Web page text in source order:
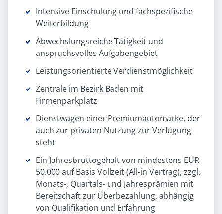
Intensive Einschulung und fachspezifische
Weiterbildung
Abwechslungsreiche Tätigkeit und
anspruchsvolles Aufgabengebiet
Leistungsorientierte Verdienstmöglichkeit
Zentrale im Bezirk Baden mit
Firmenparkplatz
Dienstwagen einer Premiumautomarke, der
auch zur privaten Nutzung zur Verfügung
steht
Ein Jahresbruttogehalt von mindestens EUR
50.000 auf Basis Vollzeit (All-in Vertrag), zzgl.
Monats-, Quartals- und Jahresprämien mit
Bereitschaft zur Überbezahlung, abhängig
von Qualifikation und Erfahrung